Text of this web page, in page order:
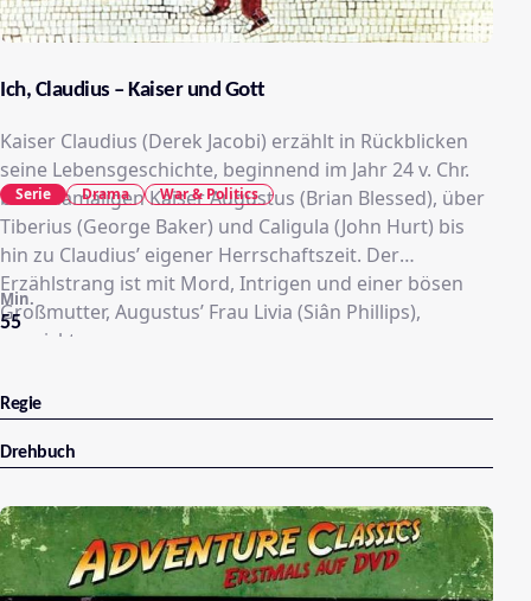
Ich, Claudius – Kaiser und Gott
Kaiser Claudius (Derek Jacobi) erzählt in Rückblicken
seine Lebensgeschichte, beginnend im Jahr 24 v. Chr.
beim damaligen Kaiser Augustus (Brian Blessed), über
Tiberius (George Baker) und Caligula (John Hurt) bis
hin zu Claudius’ eigener Herrschaftszeit. Der
Erzählstrang ist mit Mord, Intrigen und einer bösen
Großmutter, Augustus’ Frau Livia (Siân Phillips),
gespickt.
55
Min.
Serie Drama War & Politics
Regie
Drehbuch